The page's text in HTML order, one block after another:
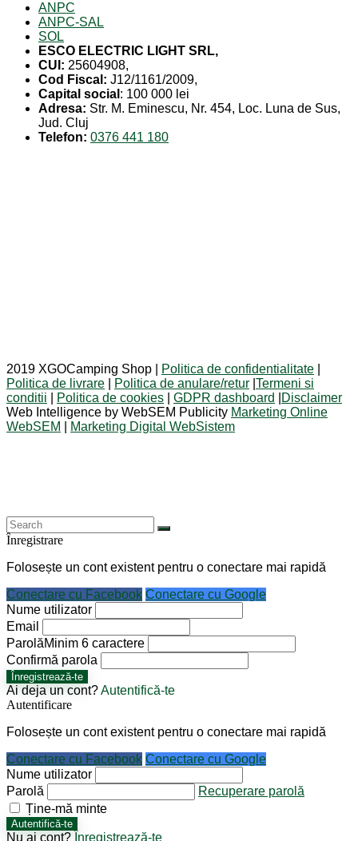
ANPC
ANPC-SAL
SOL
ESCO ELECTRIC LIGHT SRL,
CUI: 25604908,
Cod Fiscal: J12/1161/2009,
Capital social : 100 000 lei
Adresa: Str. M. Eminescu, Nr. 454, Loc. Luna de Sus,
Jud. Cluj
Telefon: 0376 441 180
2019 XGOCamping Shop | Politica de confidentialitate
Politica de livrare
Politica de anulare/retur Termeni si
conditii
Politica de cookies GDPR dashboard
Disclaimer
Web Intelligence by WebSEM Publicity Marketing Online
WebSEM
Marketing Digital WebSistem
Înregistrare
Folosește un cont existent pentru o conectare mai rapidă
Conectare cu Facebook Conectare cu Google
Nume utilizator
Email
ParolăMinim 6 caractere
Confirmă parola
Înregistrează-te
Ai deja un cont?Autentifică-te
Autentificare
Folosește un cont existent pentru o conectare mai rapidă
Conectare cu Facebook Conectare cu Google
Nume utilizator
Parolă
Recuperare parolă
Ține-mă minte
Autentifică-te
Nu ai cont? Înregistrează-te